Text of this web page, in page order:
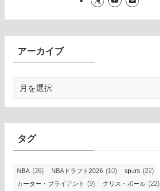
アーカイブ
カ
イ
タグ
NBA (26) NBAドラフト2026 (10) spurs (22)
カーター・ブライアント (9) クリス・ポール (22)